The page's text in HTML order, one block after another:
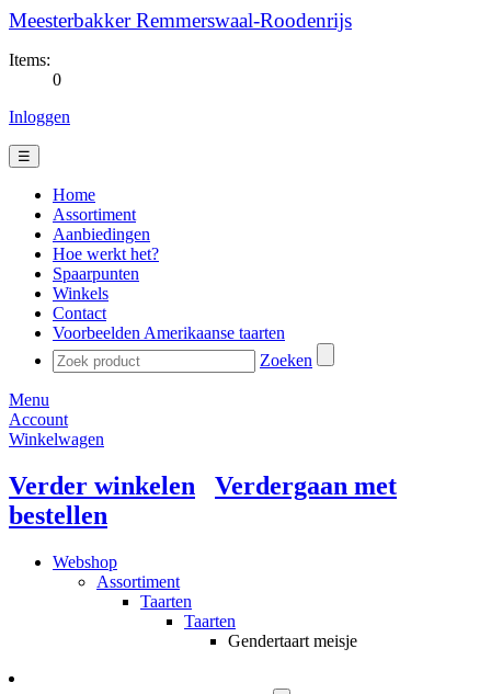
Meesterbakker Remmerswaal-Roodenrijs
Items:
0
Inloggen
☰
Home
Assortiment
Aanbiedingen
Hoe werkt het?
Spaarpunten
Winkels
Contact
Voorbeelden Amerikaanse taarten
Zoeken
Menu
Account
Winkelwagen
Verder winkelen
Verdergaan met
bestellen
Webshop
Assortiment
Taarten
Taarten
Gendertaart meisje